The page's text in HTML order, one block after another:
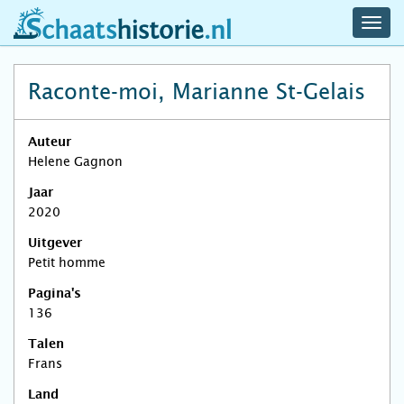
schaatshistorie.nl
Raconte-moi, Marianne St-Gelais
Auteur
Helene Gagnon
Jaar
2020
Uitgever
Petit homme
Pagina's
136
Talen
Frans
Land